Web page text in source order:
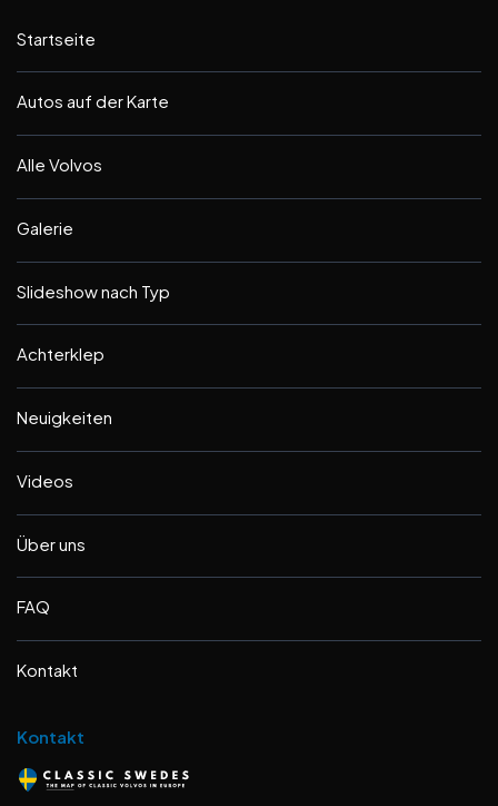
Startseite
Autos auf der Karte
Alle Volvos
Galerie
Slideshow nach Typ
Achterklep
Neuigkeiten
Videos
Über uns
FAQ
Kontakt
Kontakt